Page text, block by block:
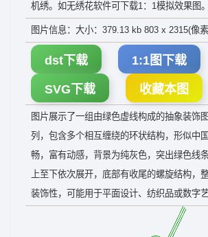
机绣。如无绣花软件可下载1：1模拟效果图。
图片信息：大小：379.13 kb 803 x 2315(像
dst下载 1:1图下载
SVG下载 收藏本图
图片展示了一组由绿色虚线构成的抽象装饰
列，包含多个相互缠绕的环状结构，形似中
畅，富有动感，背景为纯灰色，突出绿色线
上至下依次展开，底部有收尾的螺旋结构，
装饰性，可能用于平面设计、纺织品或数字艺